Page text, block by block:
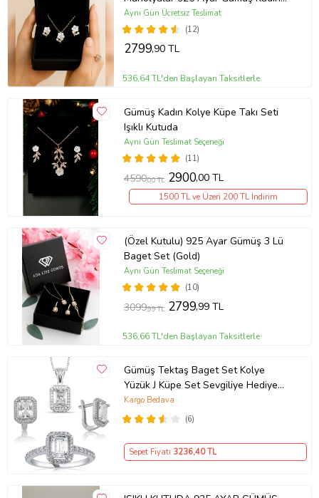
Kolye Küpe Takı Seti
(12)
Aynı Gün Ücretsiz Teslimat
2799,90 TL
536,64 TL'den Başlayan Taksitlerle
Gümüş Kadın Kolye Küpe Takı Seti
Işıklı Kutuda
(11)
Aynı Gün Teslimat Seçeneği
4590,00 TL 2900,00 TL
1500 TL ve Üzeri 200 TL İndirim
(Özel Kutulu) 925 Ayar Gümüş 3 Lü
Baget Set (Gold)
(10)
Aynı Gün Teslimat Seçeneği
3099,99 TL 2799,99 TL
536,66 TL'den Başlayan Taksitlerle
Gümüş Tektaş Baget Set Kolye
Yüzük J Küpe Set Sevgiliye Hediye
wss12
(6)
Kargo Bedava
Sepet Fiyatı 3236,40 TL